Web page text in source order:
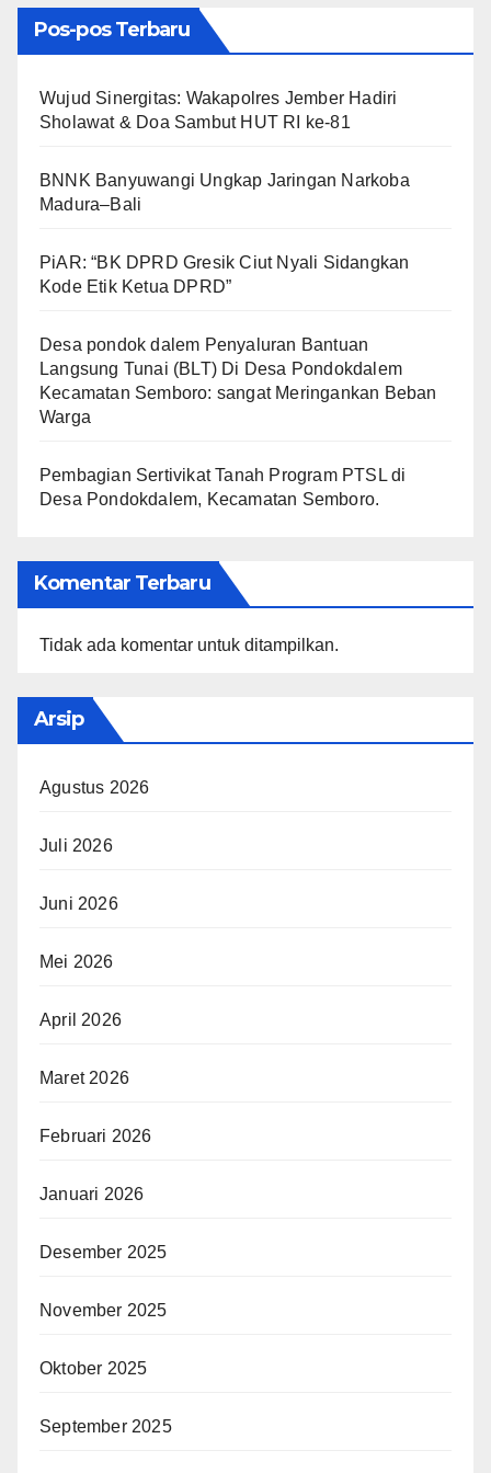
Pos-pos Terbaru
Wujud Sinergitas: Wakapolres Jember Hadiri
Sholawat & Doa Sambut HUT RI ke-81
BNNK Banyuwangi Ungkap Jaringan Narkoba
Madura–Bali
PiAR: “BK DPRD Gresik Ciut Nyali Sidangkan
Kode Etik Ketua DPRD”
Desa pondok dalem Penyaluran Bantuan
Langsung Tunai (BLT) Di Desa Pondokdalem
Kecamatan Semboro: sangat Meringankan Beban
Warga
Pembagian Sertivikat Tanah Program PTSL di
Desa Pondokdalem, Kecamatan Semboro.
Komentar Terbaru
Tidak ada komentar untuk ditampilkan.
Arsip
Agustus 2026
Juli 2026
Juni 2026
Mei 2026
April 2026
Maret 2026
Februari 2026
Januari 2026
Desember 2025
November 2025
Oktober 2025
September 2025